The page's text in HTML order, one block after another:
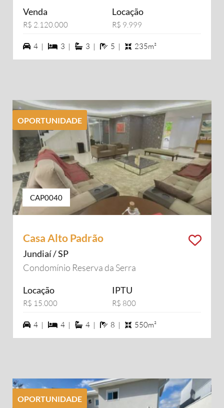
Venda
R$ 2.120.000
Locação
R$ 9.999
4 vagas na garagem
4 | 3 dormiórios
3 | 3 suítes
3 | 5 banheiros
5 | 235m²
OPORTUNIDADE
CAP0040
Casa Alto Padrão
Jundiaí / SP
Condomínio Reserva da Serra
Locação
R$ 15.000
IPTU
R$ 800
4 vagas na garagem
4 | 4 dormiórios
4 | 4 suítes
4 | 8 banheiros
8 | 550m²
OPORTUNIDADE